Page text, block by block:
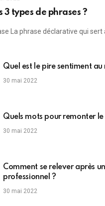
3 types de phrases ?
La phrase déclarative qui sert
Quel est le pire sentiment au
30 mai 2022
Quels mots pour remonter
30 mai 2022
Comment se relever après
professionnel ?
30 mai 2022